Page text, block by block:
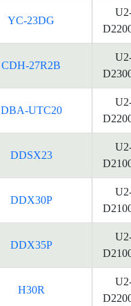
YC-23DG
CDH-27R2B
DBA-UTC20
DDSX23
DDX30P
DDX35P
H30R